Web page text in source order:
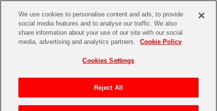
We use cookies to personalise content and ads, to provide
social media features and to analyse our traffic. We also
share information about your use of our site with our social
media, advertising and analytics partners.
Cookie Policy
Cookies Settings
Reject All